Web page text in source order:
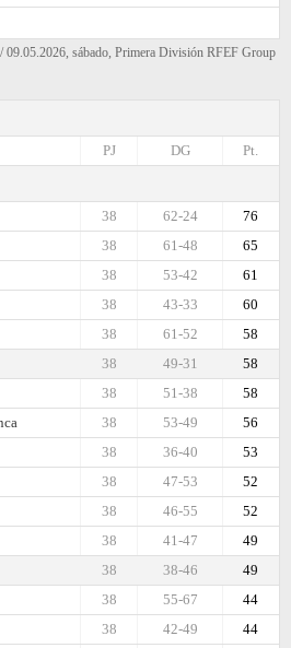
sábado, Primera División RFEF Group
Pt.
DG
PJ
76
62-24
38
65
61-48
38
61
53-42
38
60
43-33
38
58
61-52
38
58
49-31
38
58
51-38
38
56
53-49
38
53
36-40
38
52
47-53
38
52
46-55
38
49
41-47
38
49
38-46
38
44
55-67
38
44
42-49
38